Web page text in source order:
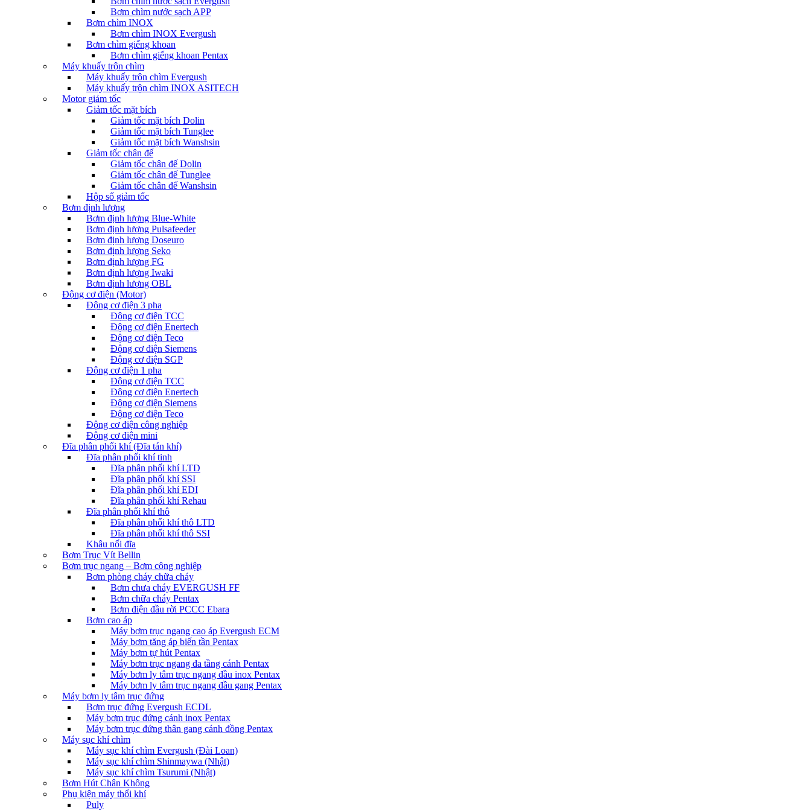
Bơm chìm nước sạch APP
Bơm chìm INOX
Bơm chìm INOX Evergush
Bơm chìm giếng khoan
Bơm chìm giếng khoan Pentax
Máy khuấy trộn chìm
Máy khuấy trộn chìm Evergush
Máy khuấy trộn chìm INOX ASITECH
Motor giảm tốc
Giảm tốc mặt bích
Giảm tốc mặt bích Dolin
Giảm tốc mặt bích Tunglee
Giảm tốc mặt bích Wanshsin
Giảm tốc chân đế
Giảm tốc chân đế Dolin
Giảm tốc chân đế Tunglee
Giảm tốc chân đế Wanshsin
Hộp số giảm tốc
Bơm định lượng
Bơm định lượng Blue-White
Bơm định lượng Pulsafeeder
Bơm định lượng Doseuro
Bơm định lượng Seko
Bơm định lượng FG
Bơm định lượng Iwaki
Bơm định lượng OBL
Động cơ điện (Motor)
Động cơ điện 3 pha
Động cơ điện TCC
Động cơ điện Enertech
Động cơ điện Teco
Động cơ điện Siemens
Động cơ điện SGP
Động cơ điện 1 pha
Động cơ điện TCC
Động cơ điện Enertech
Động cơ điện Siemens
Động cơ điện Teco
Động cơ điện công nghiệp
Động cơ điện mini
Đĩa phân phối khí (Đĩa tán khí)
Đĩa phân phối khí tinh
Đĩa phân phối khí LTD
Đĩa phân phối khí SSI
Đĩa phân phối khí EDI
Đĩa phân phối khí Rehau
Đĩa phân phối khí thô
Đĩa phân phối khí thô LTD
Đĩa phân phối khí thô SSI
Khâu nối đĩa
Bơm Trục Vít Bellin
Bơm trục ngang – Bơm công nghiệp
Bơm phòng cháy chữa cháy
Bơm chưa cháy EVERGUSH FF
Bơm chữa cháy Pentax
Bơm điện đầu rời PCCC Ebara
Bơm cao áp
Máy bơm trục ngang cao áp Evergush ECM
Máy bơm tăng áp biến tần Pentax
Máy bơm tự hút Pentax
Máy bơm trục ngang đa tầng cánh Pentax
Máy bơm ly tâm trục ngang đầu inox Pentax
Máy bơm ly tâm trục ngang đầu gang Pentax
Máy bơm ly tâm trục đứng
Bơm trục đứng Evergush ECDL
Máy bơm trục đứng cánh inox Pentax
Máy bơm trục đứng thân gang cánh đồng Pentax
Máy sục khí chìm
Máy sục khí chìm Evergush (Đài Loan)
Máy sục khí chìm Shinmaywa (Nhật)
Máy sục khí chìm Tsurumi (Nhật)
Bơm Hút Chân Không
Phụ kiện máy thổi khí
Puly